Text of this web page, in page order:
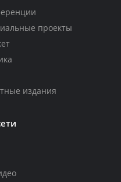
проекты
издания